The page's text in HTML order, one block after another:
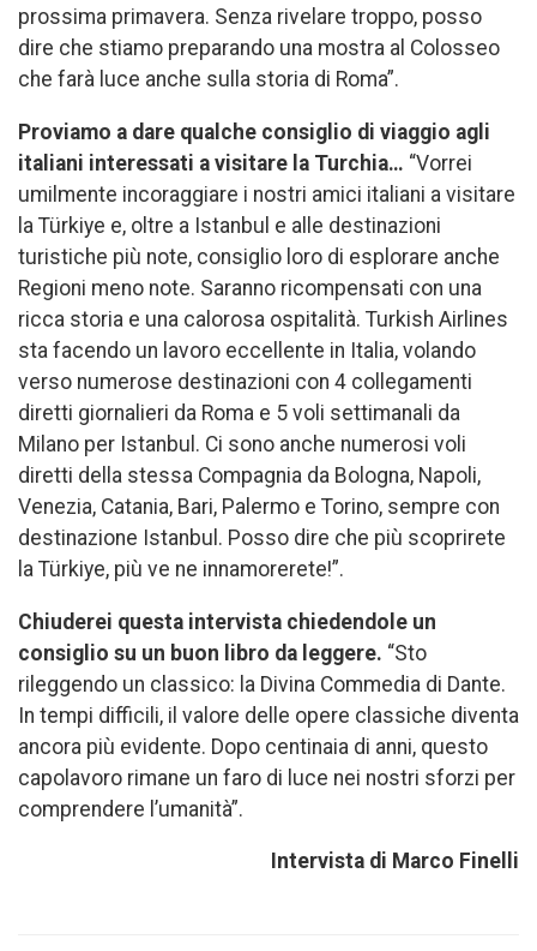
prossima primavera. Senza rivelare troppo, posso
dire che stiamo preparando una mostra al Colosseo
che farà luce anche sulla storia di Roma”.
Proviamo a dare qualche consiglio di viaggio agli
italiani interessati a visitare la Turchia… “Vorrei
umilmente incoraggiare i nostri amici italiani a visitare
la Türkiye e, oltre a Istanbul e alle destinazioni
turistiche più note, consiglio loro di esplorare anche
Regioni meno note. Saranno ricompensati con una
ricca storia e una calorosa ospitalità. Turkish Airlines
sta facendo un lavoro eccellente in Italia, volando
verso numerose destinazioni con 4 collegamenti
diretti giornalieri da Roma e 5 voli settimanali da
Milano per Istanbul. Ci sono anche numerosi voli
diretti della stessa Compagnia da Bologna, Napoli,
Venezia, Catania, Bari, Palermo e Torino, sempre con
destinazione Istanbul. Posso dire che più scoprirete
la Türkiye, più ve ne innamorerete!”.
Chiuderei questa intervista chiedendole un
consiglio su un buon libro da leggere. “Sto
rileggendo un classico: la Divina Commedia di Dante.
In tempi difficili, il valore delle opere classiche diventa
ancora più evidente. Dopo centinaia di anni, questo
capolavoro rimane un faro di luce nei nostri sforzi per
comprendere l’umanità”.
Intervista di Marco Finelli